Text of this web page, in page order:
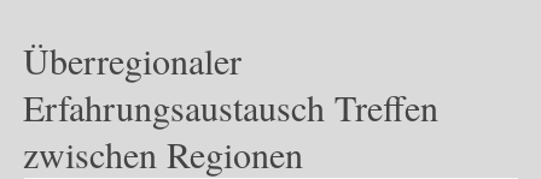
Überregionaler
Erfahrungsaustausch Treffen
zwischen Regionen